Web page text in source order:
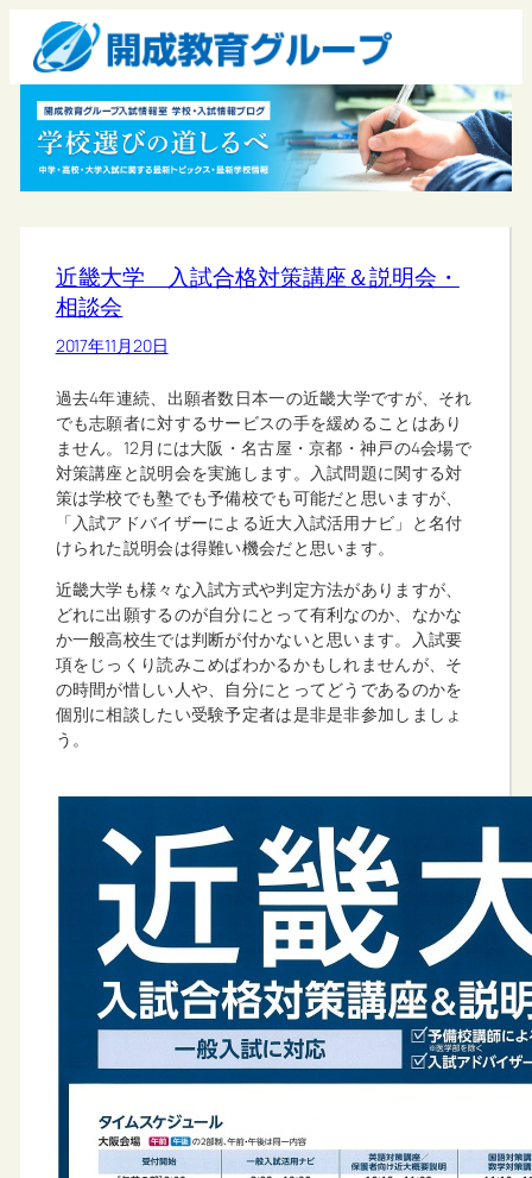
近畿大学 入試合格対策講座＆説明会・
相談会
2017年11月20日
過去4年連続、出願者数日本一の近畿大学ですが、それ
でも志願者に対するサービスの手を緩めることはあり
ません。12月には大阪・名古屋・京都・神戸の4会場で
対策講座と説明会を実施します。入試問題に関する対
策は学校でも塾でも予備校でも可能だと思いますが、
「入試アドバイザーによる近大入試活用ナビ」と名付
けられた説明会は得難い機会だと思います。
近畿大学も様々な入試方式や判定方法がありますが、
どれに出願するのが自分にとって有利なのか、なかな
か一般高校生では判断が付かないと思います。入試要
項をじっくり読みこめばわかるかもしれませんが、そ
の時間が惜しい人や、自分にとってどうであるのかを
個別に相談したい受験予定者は是非是非参加しましょ
う。